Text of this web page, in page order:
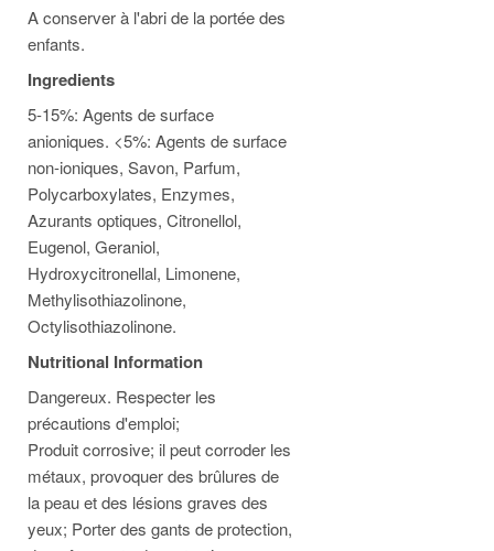
A conserver à l'abri de la portée des
enfants.
Ingredients
5-15%: Agents de surface
anioniques.​ <5%: Agents de surface
non-ioniques, Savon, Parfum,
Polycarboxylates, Enzymes,
Azurants optiques, Citronellol,
Eugenol, Geraniol,
Hydroxycitronellal, Limonene,
Methylisothiazolinone,
Octylisothiazolinone.​​
Nutritional Information
Dangereux. Respecter les
précautions d'emploi;
Produit corrosive; il peut corroder les
métaux, provoquer des brûlures de
la peau et des lésions graves des
yeux; Porter des gants de protection,